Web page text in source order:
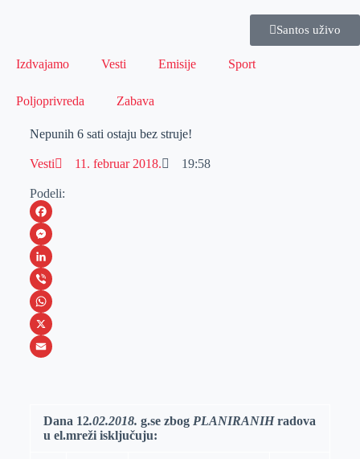
Santos uživo
Izdvajamo Vesti Emisije Sport
Poljoprivreda Zabava
Nepunih 6 sati ostaju bez struje!
Vesti 11. februar 2018. 19:58
Podeli:
F
a
c
e
b
o
M
e
s
s
e
L
i
n
k
V
i
b
W
h
X
Dana 12.02.2018. g.se zbog PLANIRANIHradova
u el.mreži isključuju: